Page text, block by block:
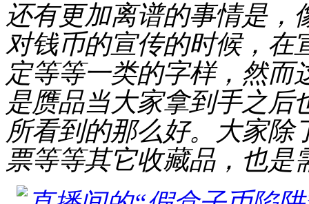
还有更加离谱的事情是，
对钱币的宣传的时候，在
定等等一类的字样，然而
是赝品当大家拿到手之后
所看到的那么好。大家除
票等等其它收藏品，也是